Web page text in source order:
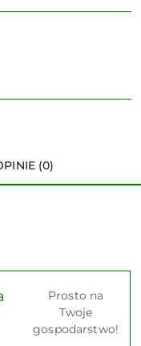
(0)
Prosto na
Twoje
gospodarstwo!